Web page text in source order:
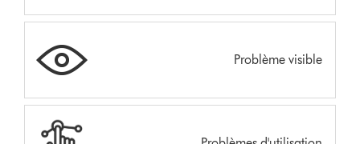
Problème visible